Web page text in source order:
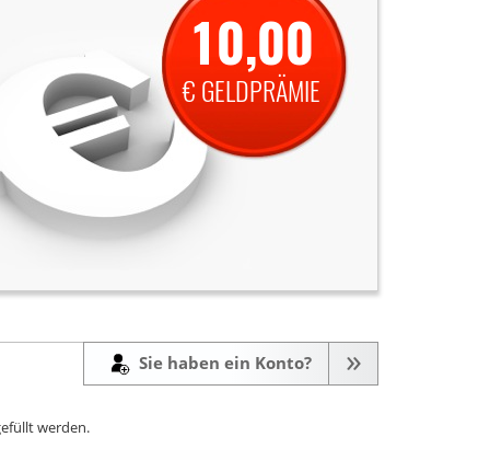
10,00
€ GELDPRÄMIE
Sie haben ein Konto?
werden.